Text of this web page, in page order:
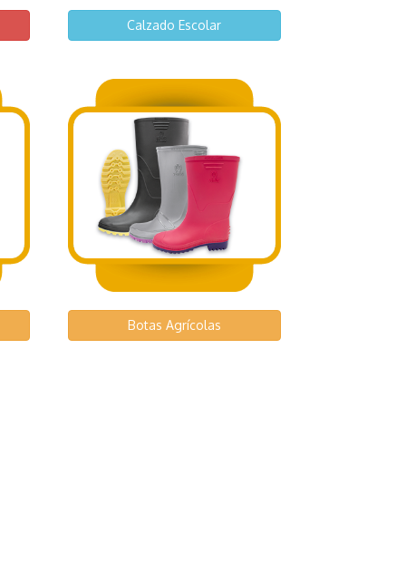
Calzado Escolar
Botas Agrícolas